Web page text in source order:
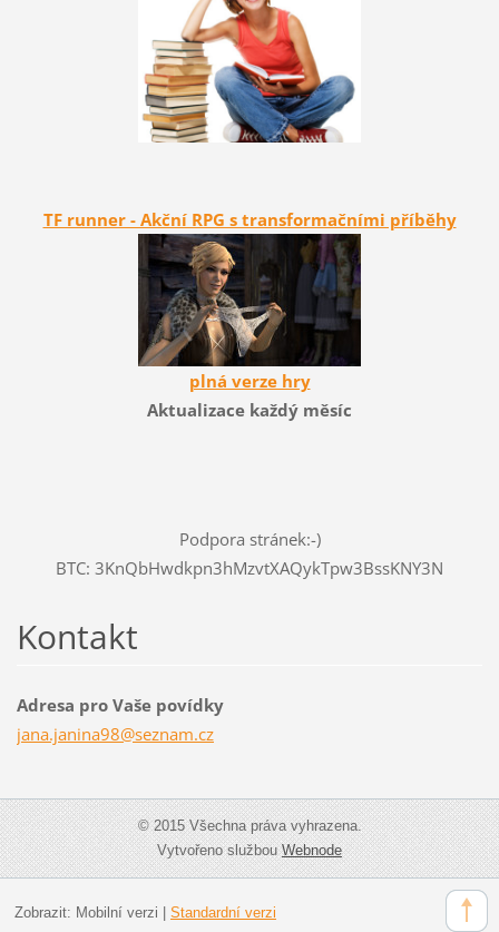
TF runner - Akční RPG s transformačními příběhy
plná verze hry
Aktualizace každý měsíc
Podpora stránek:-)
BTC: 3KnQbHwdkpn3hMzvtXAQykTpw3BssKNY3N
Kontakt
Adresa pro Vaše povídky
jana.janina98@seznam.cz
© 2015 Všechna práva vyhrazena.
Vytvořeno službouWebnode
Zobrazit: Mobilní verzi | Standardní verzi